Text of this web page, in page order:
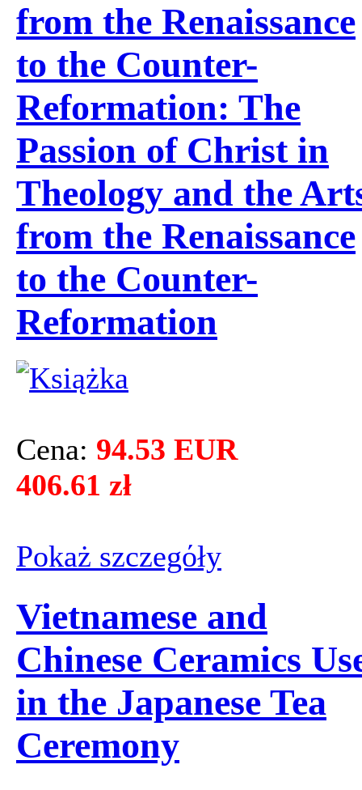
from the Renaissance
to the Counter-
Reformation: The
Passion of Christ in
Theology and the
from the Renaissance
to the Counter-
Reformation
Cena: 94.53 EUR
406.61 zł
Pokaż szczegόły
Vietnamese and
Chinese Ceramics
in the Japanese Tea
Ceremony